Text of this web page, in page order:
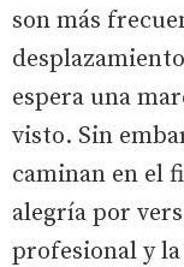
son más
espera una
visto. Sin
caminan en el
alegría por
profesional y